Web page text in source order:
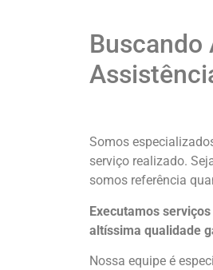
Somos
serviço realizado.
somos referência
Executamos
altíssima qualidade
Nossa equipe é